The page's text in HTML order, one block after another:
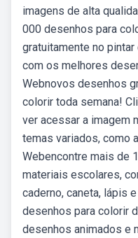
imagens de alta
000 desenhos para
gratuitamente no
com os melhores
Webnovos desenhos
colorir toda semana!
ver acessar a imagem
temas variados, como
Webencontre mais de
materiais escolares,
caderno, caneta, lápis
desenhos para colorir
desenhos animados e